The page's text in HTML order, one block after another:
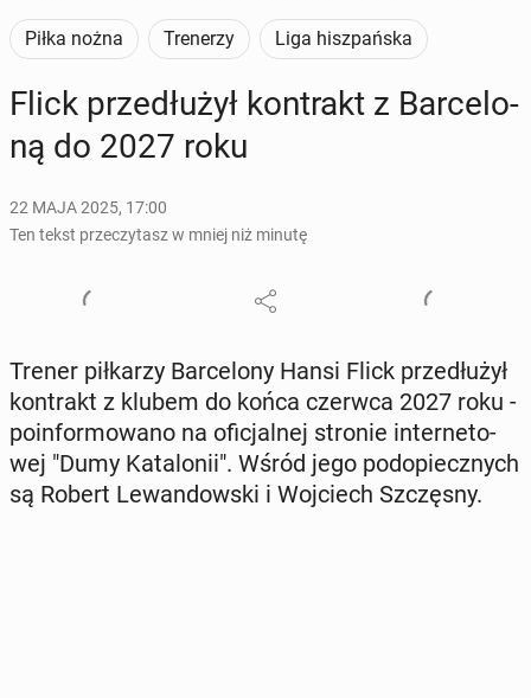
Piłka nożna Trenerzy Liga hiszpańska
Flick prze­dłu­żył kon­trakt z Bar­ce­lo­
ną do 2027 roku
22 MAJA 2025, 17:00
Ten tekst przeczytasz w mniej niż minutę
Trener pił­ka­rzy Bar­ce­lo­ny Hansi Flick prze­dłu­żył
kon­trakt z klubem do końca czerwca 2027 roku -
po­in­for­mo­wa­no na ofi­cjal­nej stronie in­ter­ne­to­
wej "Dumy Ka­ta­lo­nii". Wśród jego pod­opiecz­nych
są Robert Le­wan­dow­ski i Woj­ciech Szczę­sny.